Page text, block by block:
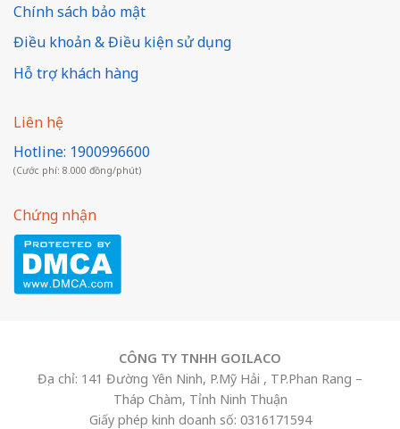
Chính sách bảo mật
Điều khoản & Điều kiện sử dụng
Hỗ trợ khách hàng
Liên hệ
Hotline: 1900996600
(Cước phí: 8.000 đồng/phút)
Chứng nhận
CÔNG TY TNHH GOILACO
Địa chỉ: 141 Đường Yên Ninh, P.Mỹ Hải , TP.Phan Rang –
Tháp Chàm, Tỉnh Ninh Thuận
Giấy phép kinh doanh số: 0316171594